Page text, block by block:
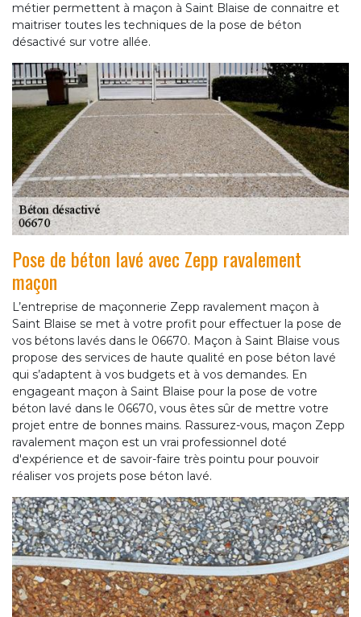
métier permettent à maçon à Saint Blaise de connaitre et
maitriser toutes les techniques de la pose de béton
désactivé sur votre allée.
Pose de béton lavé avec Zepp ravalement
maçon
L’entreprise de maçonnerie Zepp ravalement maçon à
Saint Blaise se met à votre profit pour effectuer la pose de
vos bétons lavés dans le 06670. Maçon à Saint Blaise vous
propose des services de haute qualité en pose béton lavé
qui s’adaptent à vos budgets et à vos demandes. En
engageant maçon à Saint Blaise pour la pose de votre
béton lavé dans le 06670, vous êtes sûr de mettre votre
projet entre de bonnes mains. Rassurez-vous, maçon Zepp
ravalement maçon est un vrai professionnel doté
d'expérience et de savoir-faire très pointu pour pouvoir
réaliser vos projets pose béton lavé.